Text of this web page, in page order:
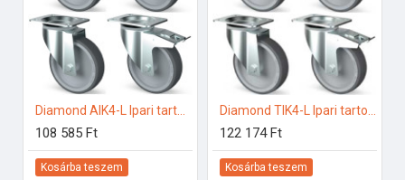
108 585 Ft
Kosárba teszem
122 174 Ft
Kosárba teszem